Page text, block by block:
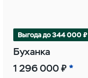
Выгода до 344 000 ₽
Буханка
1 296 000 ₽